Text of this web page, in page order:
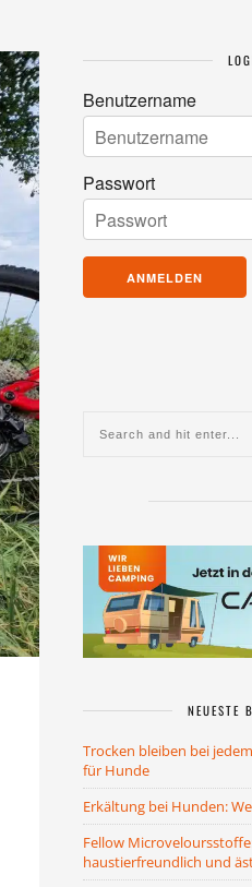
Benutzername
Passwort
NEUESTE
Trocken bleiben bei
für Hunde
Erkältung bei Hunden:
Fellow
haustierfreundlich und